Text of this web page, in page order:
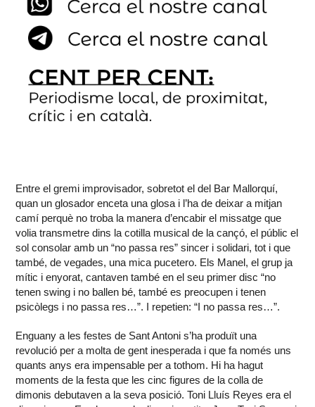
Entre el gremi improvisador, sobretot el del Bar Mallorquí,
quan un glosador enceta una glosa i l’ha de deixar a mitjan
camí perquè no troba la manera d’encabir el missatge que
volia transmetre dins la cotilla musical de la cançó, el públic el
sol consolar amb un “no passa res” sincer i solidari, tot i que
també, de vegades, una mica pucetero. Els Manel, el grup ja
mític i enyorat, cantaven també en el seu primer disc “no
tenen swing i no ballen bé, també es preocupen i tenen
psicòlegs i no passa res…”. I repetien: “I no passa res…”.
Enguany a les festes de Sant Antoni s’ha produït una
revolució per a molta de gent inesperada i que fa només uns
quants anys era impensable per a tothom. Hi ha hagut
moments de la festa que les cinc figures de la colla de
dimonis debutaven a la seva posició. Toni Lluís Reyes era el